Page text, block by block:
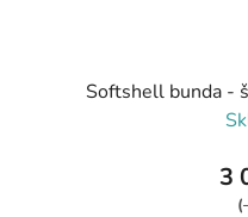
Softshell bunda -
3